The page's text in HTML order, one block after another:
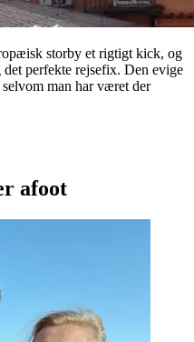
storby et rigtigt kick, og
perfekte rejsefix. Den evige
man har været der
afoot